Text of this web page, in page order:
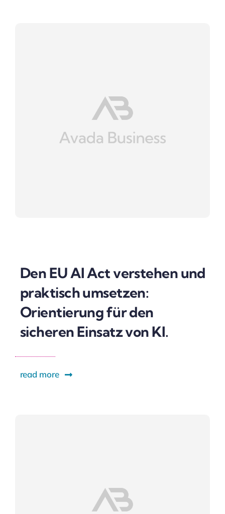
Den EU AI Act verstehen und
praktisch umsetzen:
Orientierung für den
sicheren Einsatz von KI.
read more